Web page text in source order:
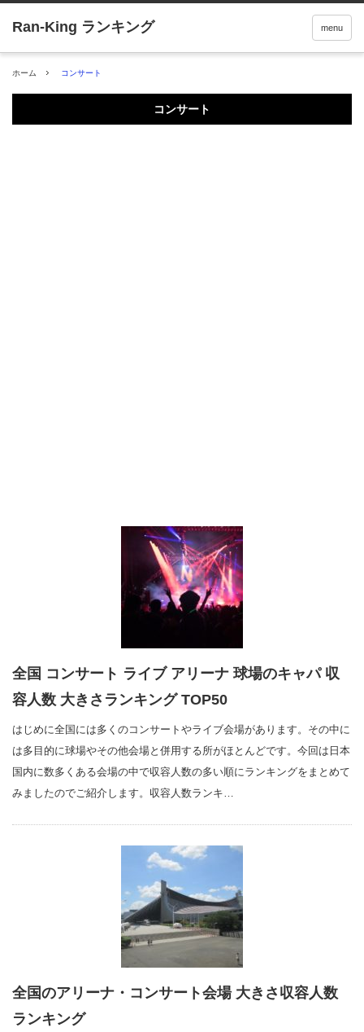
menu
ホーム コンサート
コンサート
全国 コンサート ライブ アリーナ 球場のキャパ 収
容人数 大きさランキング TOP50
はじめに全国には多くのコンサートやライブ会場があります。その中に
は多目的に球場やその他会場と併用する所がほとんどです。今回は日本
国内に数多くある会場の中で収容人数の多い順にランキングをまとめて
みましたのでご紹介します。収容人数ランキ…
全国のアリーナ・コンサート会場 大きさ収容人数
ランキング